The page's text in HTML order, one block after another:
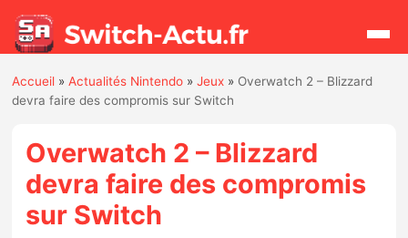
Actualités
Jeux
Accueil »Actualités Nintendo »Jeux » Overwatch 2 – Blizzard
devra faire des compromis sur Switch
Overwatch 2 – Blizzard
devra faire des compromis
sur Switch